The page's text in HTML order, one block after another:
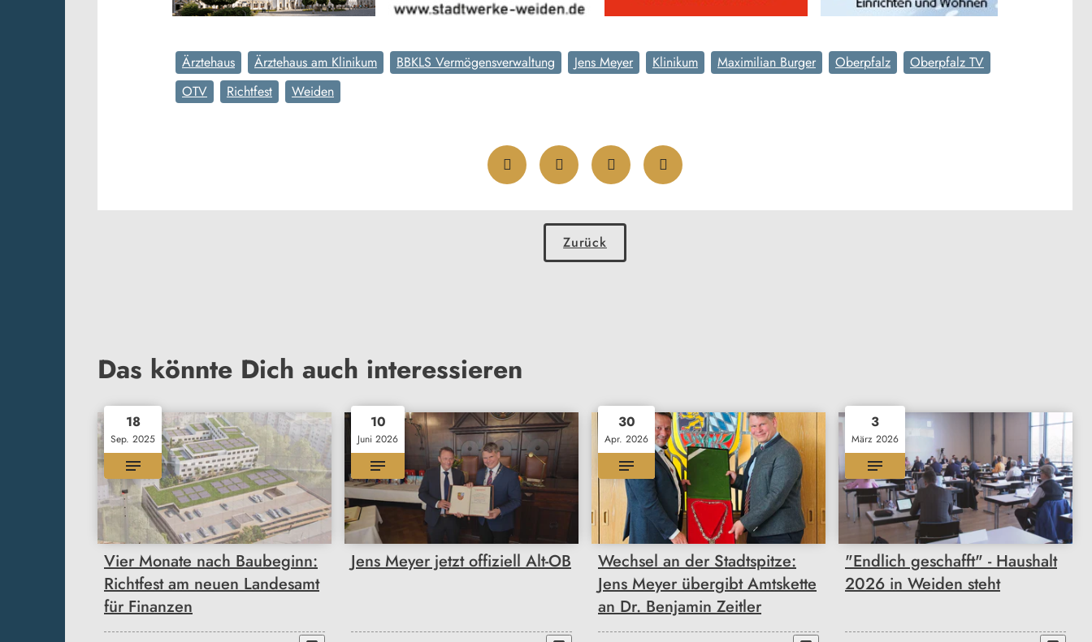
Ärztehaus Ärztehaus am Klinikum BBKLS Vermögensverwaltung Jens Meyer Klinikum Maximilian Burger Oberpfalz
Oberpfalz TV
OTV
Richtfest Weiden
Zurück
Das könnte Dich auch interessieren
18
Sep. 2025
Vier Monate nach Baubeginn:
Richtfest am neuen Landesamt
für Finanzen
10
Juni 2026
Jens Meyer jetzt offiziell Alt-OB
30
Apr. 2026
Wechsel an der Stadtspitze:
Jens Meyer übergibt Amtskette
an Dr. Benjamin Zeitler
3
März 2026
"Endlich geschafft" - Haushalt
2026 in Weiden steht